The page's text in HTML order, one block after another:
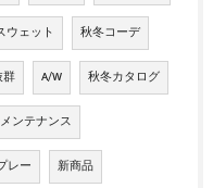
ウェット 秋冬コーデ
群 A/W 秋冬カタログ
ンテナンス
レー 新商品